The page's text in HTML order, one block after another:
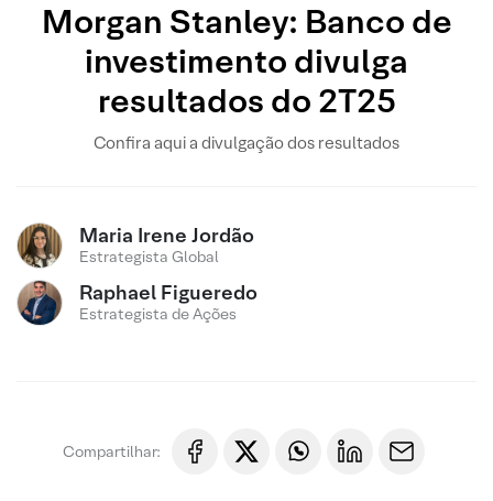
Morgan Stanley: Banco de
investimento divulga
resultados do 2T25
Confira aqui a divulgação dos resultados
Maria Irene Jordão
Estrategista Global
Raphael Figueredo
Estrategista de Ações
Compartilhar: